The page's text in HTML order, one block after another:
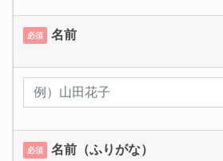
必須 名前
必須 名前（ふりがな）